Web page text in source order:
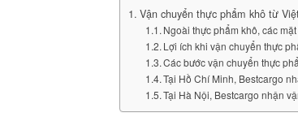
Vận chuyển thực phẩm khô từ
Ngoài thực phẩm khô, các
Lợi ích khi vận chuyển thực
Các bước vận chuyển thực
Tại Hồ Chí Minh, Bestcargo
Tại Hà Nội, Bestcargo nhận